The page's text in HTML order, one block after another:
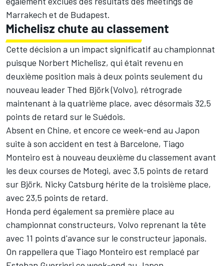
Marrakech et de Budapest.
Michelisz chute au classement
Cette décision a un impact significatif au championnat
puisque Norbert Michelisz, qui était revenu en
deuxième position mais à deux points seulement du
nouveau leader Thed Björk (Volvo), rétrograde
maintenant à la quatrième place, avec désormais 32,5
points de retard sur le Suédois.
Absent en Chine, et encore ce week-end au Japon
suite à son accident en test à Barcelone, Tiago
Monteiro est à nouveau deuxième du classement avant
les deux courses de Motegi, avec 3,5 points de retard
sur Björk. Nicky Catsburg hérite de la troisième place,
avec 23,5 points de retard.
Honda perd également sa première place au
championnat constructeurs, Volvo reprenant la tête
avec 11 points d'avance sur le constructeur japonais.
On rappellera que Tiago Monteiro est remplacé par